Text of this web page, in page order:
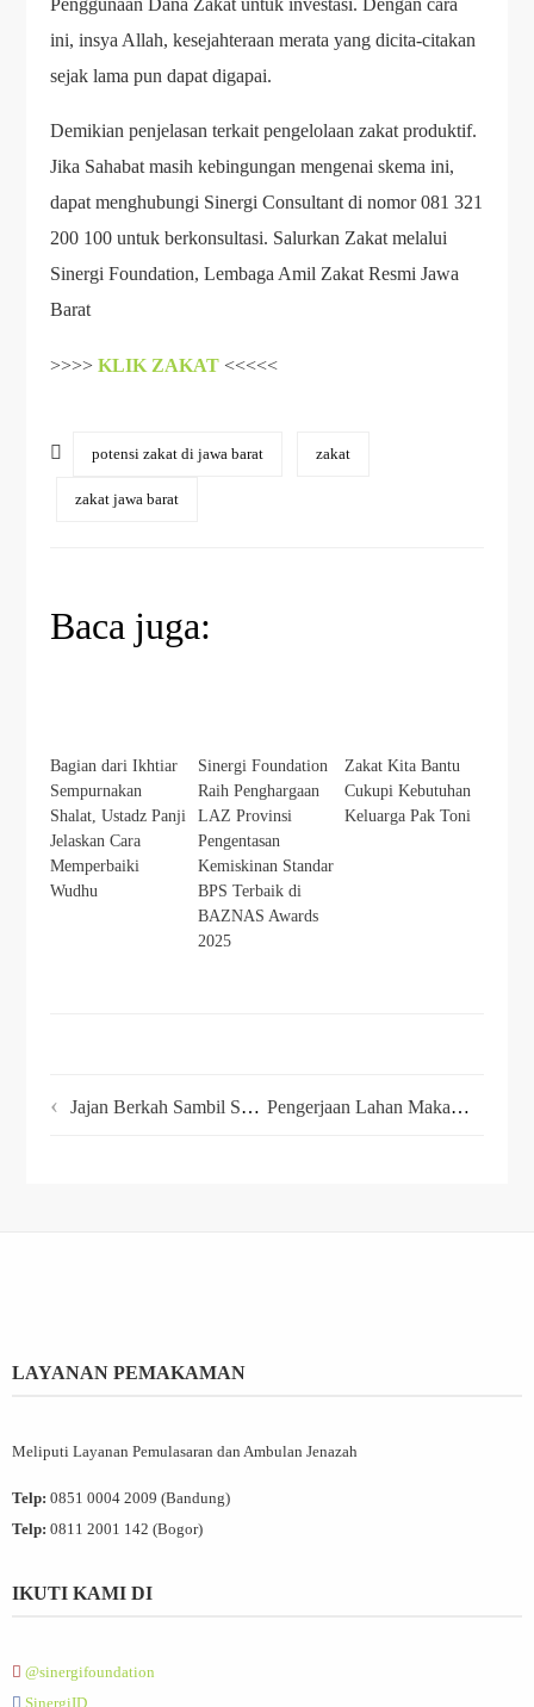
ini, insya Allah, kesejahteraan merata yang dicita-citakan
sejak lama pun dapat digapai.
Demikian penjelasan terkait pengelolaan zakat produktif.
Jika Sahabat masih kebingungan mengenai skema ini,
dapat menghubungi Sinergi Consultant di nomor 081 321
200 100 untuk berkonsultasi. Salurkan Zakat melalui
Sinergi Foundation, Lembaga Amil Zakat Resmi Jawa
Barat
>>>>KLIK ZAKAT <<<<<
potensi zakat di jawa barat zakat
zakat jawa barat
Baca juga:
Bagian dari Ikhtiar
Sempurnakan
Shalat, Ustadz Panji
Jelaskan Cara
Memperbaiki
Wudhu
Sinergi Foundation
Raih Penghargaan
LAZ Provinsi
Pengentasan
Kemiskinan Standar
BPS Terbaik di
BAZNAS Awards
2025
Zakat Kita Bantu
Cukupi Kebutuhan
Keluarga Pak Toni
Jajan Berkah Sambil Sedekah di Mie Kocok Persib Pengerjaan Lahan Makam Firdaus Memorial Park di Bogor Terus Berprogress
LAYANAN PEMAKAMAN
Meliputi Layanan Pemulasaran dan Ambulan Jenazah
Telp: 0851 0004 2009 (Bandung)
Telp: 0811 2001 142 (Bogor)
IKUTI KAMI DI
@sinergifoundation
SinergiID